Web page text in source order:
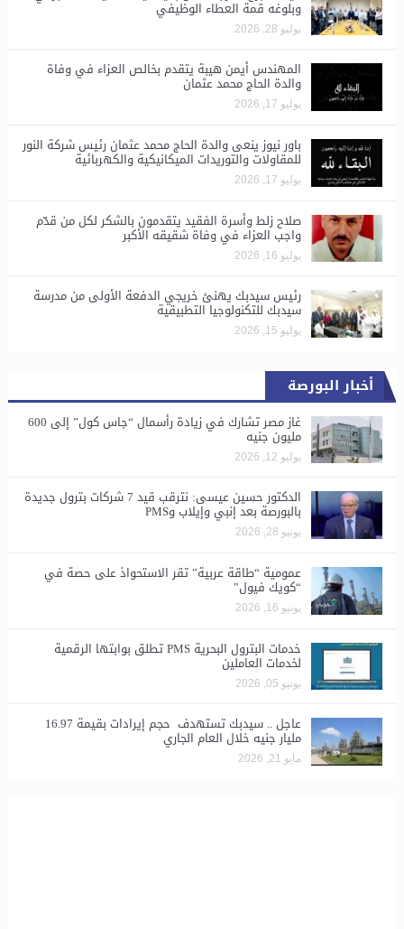
وبلوغه قمة العطاء الوظيفي
يوليو 28, 2026
المهندس أيمن هيبة يتقدم بخالص العزاء في وفاة
والدة الحاج محمد عثمان
يوليو 17, 2026
باور نيوز ينعى والدة الحاج محمد عثمان رئيس شركة النور
للمقاولات والتوريدات الميكانيكية والكهربائية
يوليو 17, 2026
صلاح زلط وأسرة الفقيد يتقدمون بالشكر لكل من قدّم
واجب العزاء في وفاة شقيقه الأكبر
يوليو 16, 2026
رئيس سيدبك يهنئ خريجي الدفعة الأولى من مدرسة
سيدبك للتكنولوجيا التطبيقية
يوليو 15, 2026
أخبار البورصة
غاز مصر تشارك في زيادة رأسمال “جاس كول” إلى 600
مليون جنيه
يوليو 12, 2026
الدكتور حسين عيسى: نترقب قيد 7 شركات بترول جديدة
بالبورصة بعد إنبي وإيلاب وPMS
يونيو 28, 2026
​عمومية “طاقة عربية” تقر الاستحواذ على حصة في
“كويك فيول”
يونيو 16, 2026
خدمات البترول البحرية PMS تطلق بوابتها الرقمية
لخدمات العاملين
يونيو 05, 2026
عاجل .. سيدبك تستهدف حجم إيرادات بقيمة 16.97
مليار جنيه خلال العام الجاري
مايو 21, 2026